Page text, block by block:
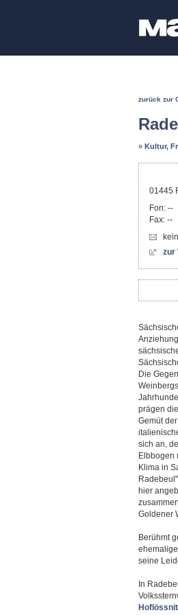
zurück zur
» Kultur,
01445
Fon: --
Fax: --
zur
Die
prägen
Gemüt
sich an,
Elbbogen
Klima in
hier
Goldener
Berühmt
seine
In